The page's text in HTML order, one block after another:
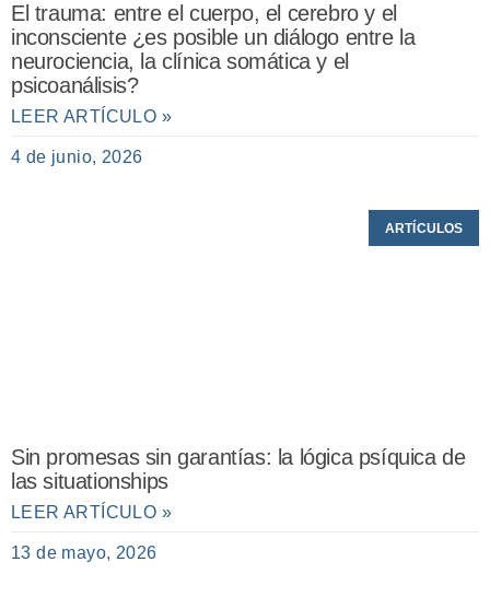
El trauma: entre el cuerpo, el cerebro y el
inconsciente ¿es posible un diálogo entre la
neurociencia, la clínica somática y el
psicoanálisis?
LEER ARTÍCULO »
4 de junio, 2026
ARTÍCULOS
Sin promesas sin garantías: la lógica psíquica de
las situationships
LEER ARTÍCULO »
13 de mayo, 2026